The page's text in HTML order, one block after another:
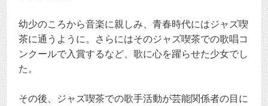
幼少のころから音楽に親しみ、青春時代にはジャズ喫
茶に通うように。さらにはそのジャズ喫茶での歌唱コ
ンクールで入賞するなど、歌に心を躍らせた少女でし
た。
その後、ジャズ喫茶での歌手活動が芸能関係者の目に